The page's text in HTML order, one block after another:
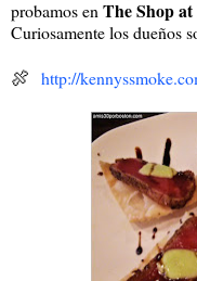
probamos en The Shop
Curiosamente los dueños
🍖 http://